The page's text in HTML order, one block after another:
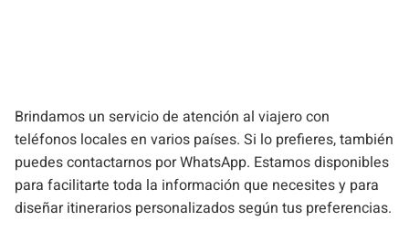
Brindamos un servicio de atención al viajero con
teléfonos locales en varios países. Si lo prefieres, también
puedes contactarnos por WhatsApp. Estamos disponibles
para facilitarte toda la información que necesites y para
diseñar itinerarios personalizados según tus preferencias.